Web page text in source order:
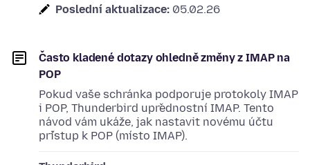
Poslední aktualizace: 05.02.26
Často kladené dotazy ohledně změny z IMAP na
POP
Pokud vaše schránka podporuje protokoly IMAP
i POP, Thunderbird upřednostní IMAP. Tento
návod vám ukáže, jak nastavit novému účtu
přístup k POP (místo IMAP).